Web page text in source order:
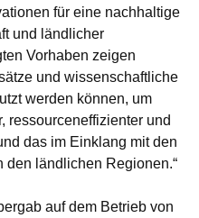
für eine nachhaltige
und ländlicher
Vorhaben zeigen
und wissenschaftliche
werden können, um
ressourceneffizienter und
das im Einklang mit den
den ländlichen Regionen.“
auf dem Betrieb von